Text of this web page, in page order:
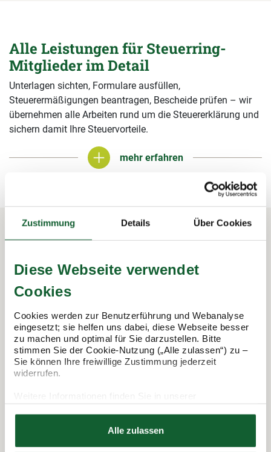
Zustimmung Details Über Cookies
Diese Webseite verwendet
Cookies
Cookies werden zur Benutzerführung und Webanalyse
eingesetzt; sie helfen uns dabei, diese Webseite besser
zu machen und optimal für Sie darzustellen. Bitte
stimmen Sie der Cookie-Nutzung („Alle zulassen“) zu –
Sie können Ihre freiwillige Zustimmung jederzeit
widerrufen.
Datenschutzerklärung
Hier finden Sie unser
Alle zulassen
Alle Leistungen für Steuerring-
Mitglieder im Detail
Unterlagen sichten, Formulare ausfüllen,
Steuerermäßigungen beantragen, Bescheide prüfen – wir
übernehmen alle Arbeiten rund um die Steuererklärung und
sichern damit Ihre Steuervorteile.
mehr erfahren
mehr erfahren
So funktioniert's: